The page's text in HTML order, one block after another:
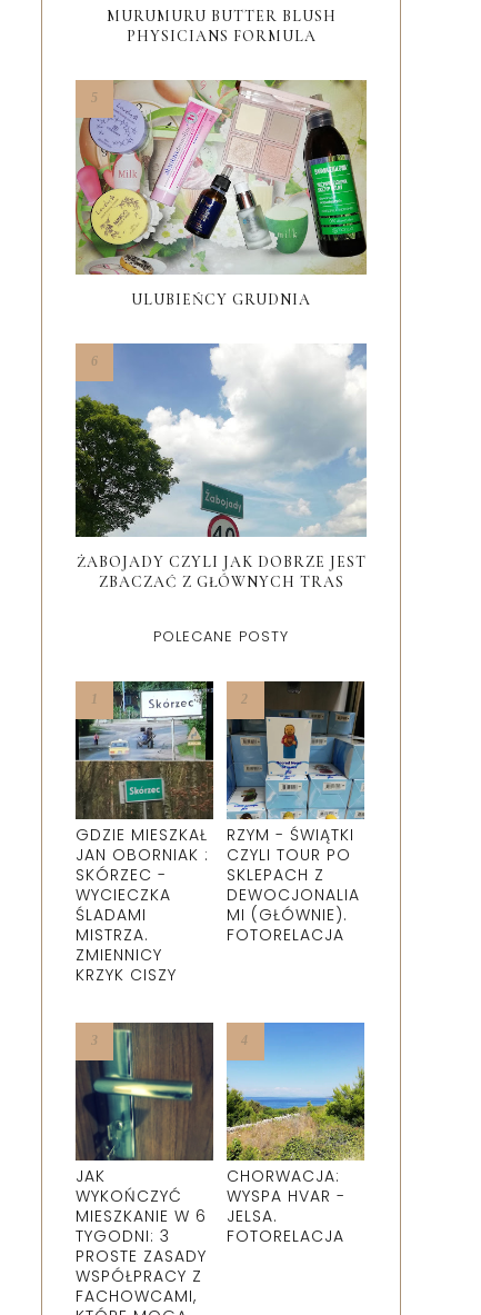
MURUMURU BUTTER BLUSH
PHYSICIANS FORMULA
ULUBIEŃCY GRUDNIA
ŻABOJADY CZYLI JAK DOBRZE JEST
ZBACZAĆ Z GŁÓWNYCH TRAS
POLECANE POSTY
GDZIE MIESZKAŁ
JAN OBORNIAK :
SKÓRZEC -
WYCIECZKA
ŚLADAMI
MISTRZA.
ZMIENNICY
KRZYK CISZY
RZYM - ŚWIĄTKI
CZYLI TOUR PO
SKLEPACH Z
DEWOCJONALIA
MI (GŁÓWNIE).
FOTORELACJA
JAK
WYKOŃCZYĆ
MIESZKANIE W 6
TYGODNI: 3
PROSTE ZASADY
WSPÓŁPRACY Z
FACHOWCAMI,
CHORWACJA:
WYSPA HVAR -
JELSA.
FOTORELACJA